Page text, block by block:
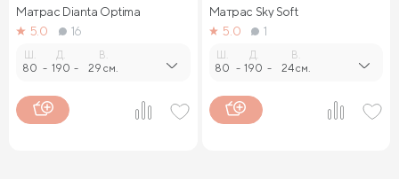
Матрас Dianta Optima
5.0
16
80 -
Д.
190 -
В.
29 см.
Матрас Sky Soft
5.0
1
80 -
Д.
190 -
В.
24 см.